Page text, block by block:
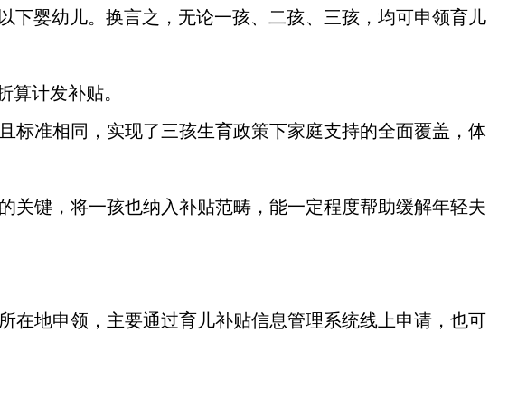
下婴幼儿。换言之，无论一孩、二孩、三孩，均可申领育儿
计发补贴。
标准相同，实现了三孩生育政策下家庭支持的全面覆盖，体
关键，将一孩也纳入补贴范畴，能一定程度帮助缓解年轻夫
在地申领，主要通过育儿补贴信息管理系统线上申请，也可